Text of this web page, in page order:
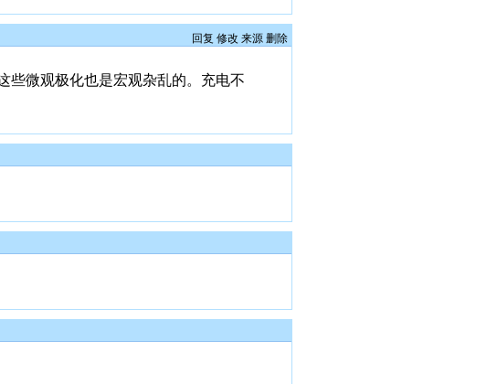
回复 修改 来源 删除
些微观极化也是宏观杂乱的。充电不